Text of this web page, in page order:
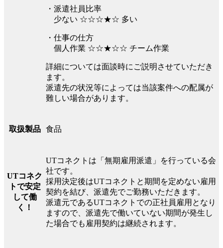
・派遣社員比率
少ない ☆☆☆★☆ 多い
・仕事の仕方
個人作業 ☆☆★☆☆ チーム作業
詳細については面談時にご説明させていただき
ます。
派遣先の状況等によっては当該案件への配属が
難しい場合があります。
取扱製品 食品
UTコネク
トで安定
して働
く！
UTコネクトは「無期雇用派遣」を行っている会
社です。
採用決定後はUTコネクトと期間を定めない雇用
契約を結び、派遣先でご勤務いただきます。
派遣元であるUTコネクトでの正社員雇用となり
ますので、派遣先で働いていない期間が発生し
た場合でも雇用契約は継続されます。